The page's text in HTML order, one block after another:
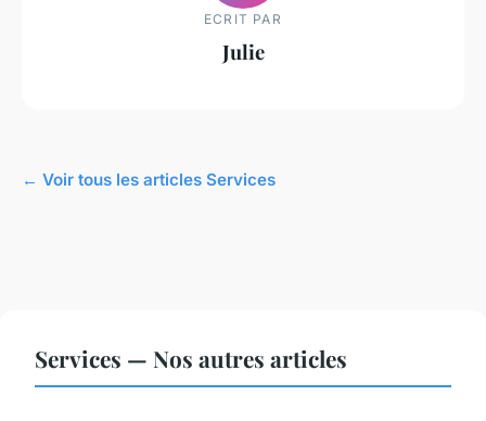
ECRIT PAR
Julie
← Voir tous les articles Services
Services — Nos autres articles